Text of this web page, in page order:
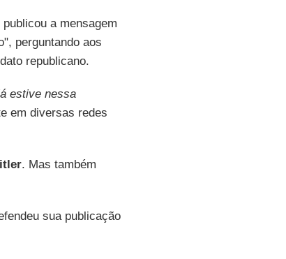
publicou a mensagem
perguntando aos
republicano.
estive nessa
em diversas redes
. Mas também
sua publicação